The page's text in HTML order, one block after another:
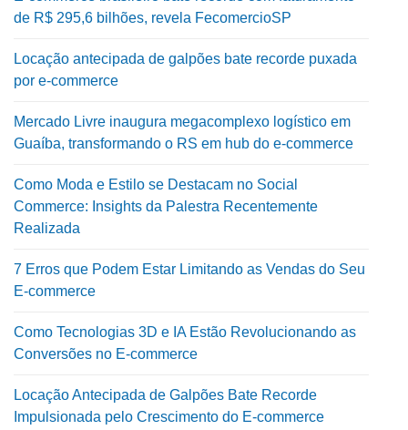
de R$ 295,6 bilhões, revela FecomercioSP
Locação antecipada de galpões bate recorde puxada
por e-commerce
Mercado Livre inaugura megacomplexo logístico em
Guaíba, transformando o RS em hub do e-commerce
Como Moda e Estilo se Destacam no Social
Commerce: Insights da Palestra Recentemente
Realizada
7 Erros que Podem Estar Limitando as Vendas do Seu
E-commerce
Como Tecnologias 3D e IA Estão Revolucionando as
Conversões no E-commerce
Locação Antecipada de Galpões Bate Recorde
Impulsionada pelo Crescimento do E-commerce